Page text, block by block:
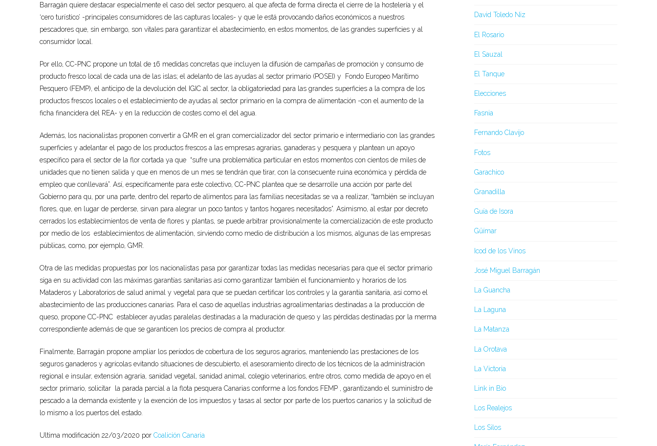
Barragán quiere destacar especialmente el caso del sector pesquero, al que afecta de forma directa el cierre de la hostelería y el
‘cero turístico’ -principales consumidores de las capturas locales- y que le está provocando daños económicos a nuestros
pescadores que, sin embargo, son vitales para garantizar el abastecimiento, en estos momentos, de las grandes superficies y al
consumidor local.
Por ello, CC-PNC propone un total de 16 medidas concretas que incluyen la difusión de campañas de promoción y consumo de
producto fresco local de cada una de las islas; el adelanto de las ayudas al sector primario (POSEI) y Fondo Europeo Marítimo
Pesquero (FEMP), el anticipo de la devolución del IGIC al sector, la obligatoriedad para las grandes superficies a la compra de los
productos frescos locales o el establecimiento de ayudas al sector primario en la compra de alimentación -con el aumento de la
ficha financidera del REA- y en la reducción de costes como el del agua.
Además, los nacionalistas proponen convertir a GMR en el gran comercializador del sector primario e intermediario con las grandes
superficies y adelantar el pago de los productos frescos a las empresas agrarias, ganaderas y pesquera y plantean un apoyo
específico para el sector de la flor cortada ya que “sufre una problemática particular en estos momentos con cientos de miles de
unidades que no tienen salida y que en menos de un mes se tendrán que tirar, con la consecuente ruina económica y pérdida de
empleo que conllevará”. Así, específicamente para este colectivo, CC-PNC plantea que se desarrolle una acción por parte del
Gobierno para qu, por una parte, dentro del reparto de alimentos para las familias necesitadas se va a realizar, “también se incluyan
flores, que, en lugar de perderse, sirvan para alegrar un poco tantos y tantos hogares necesitados”. Asimismo, al estar por decreto
cerrados los establecimientos de venta de flores y plantas, se puede arbitrar provisionalmente la comercialización de este producto
por medio de los establecimientos de alimentación, sirviendo como medio de distribución a los mismos, algunas de las empresas
públicas, como, por ejemplo, GMR.
Otra de las medidas propuestas por los nacionalistas pasa por garantizar todas las medidas necesarias para que el sector primario
siga en su actividad con las máximas garantías sanitarias así como garantizar también el funcionamiento y horarios de los
Mataderos y Laboratorios de salud animal y vegetal para que se puedan certificar los controles y la garantía sanitaria, así como el
abastecimiento de las producciones canarias. Para el caso de aquellas industrias agroalimentarias destinadas a la producción de
queso, propone CC-PNC establecer ayudas paralelas destinadas a la maduración de queso y las pérdidas destinadas por la merma
correspondiente además de que se garanticen los precios de compra al productor.
Finalmente, Barragán propone ampliar los períodos de cobertura de los seguros agrarios, manteniendo las prestaciones de los
seguros ganaderos y agrícolas evitando situaciones de descubierto, el asesoramiento directo de los técnicos de la administración
regional e insular, extensión agraria, sanidad vegetal, sanidad animal, colegio veterinarios, entre otros, como medida de apoyo en el
sector primario, solicitar la parada parcial a la flota pesquera Canarias conforme a los fondos FEMP , garantizando el suministro de
pescado a la demanda existente y la exención de los impuestos y tasas al sector por parte de los puertos canarios y la solicitud de
lo mismo a los puertos del estado.
Ultima modificación 22/03/2020 por Coalición Canaria
David Toledo Niz
El Rosario
El Sauzal
El Tanque
Elecciones
Fasnia
Fernando Clavijo
Fotos
Garachico
Granadilla
Guía de Isora
Güímar
Icod de los Vinos
José Miguel Barragán
La Guancha
La Laguna
La Matanza
La Orotava
La Victoria
Link in Bio
Los Realejos
Los Silos